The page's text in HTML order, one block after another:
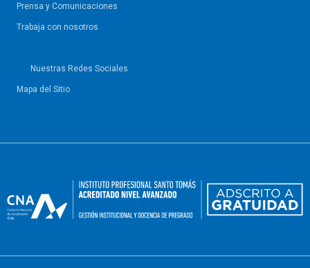
Prensa y Comunicaciones
Trabaja con nosotros
Nuestras Redes Sociales
Mapa del Sitio